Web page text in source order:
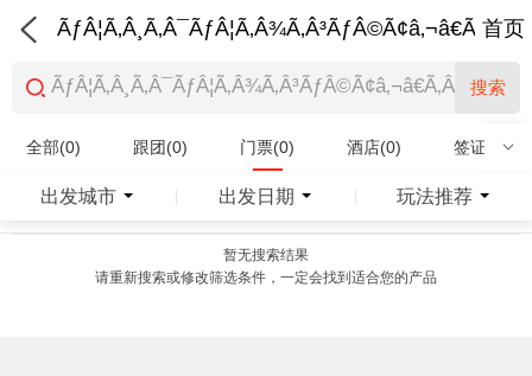
首页
搜索
全部(0) 跟团(0) 门票(0) 酒店(0) 签证(0)
特产商品(0)
出发城市 出发日期 玩法推荐
暂无搜索结果
请重新搜索或修改筛选条件，一定会找到适合您的产品